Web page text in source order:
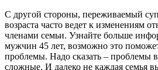
С другой стороны, переживаемый
возраста часто ведет к изменениям
членами семьи. Узнайте больше
мужчин 45 лет, возможно это
проблемы. Надо сказать – проблемы
сложные. И далеко не каждая семья